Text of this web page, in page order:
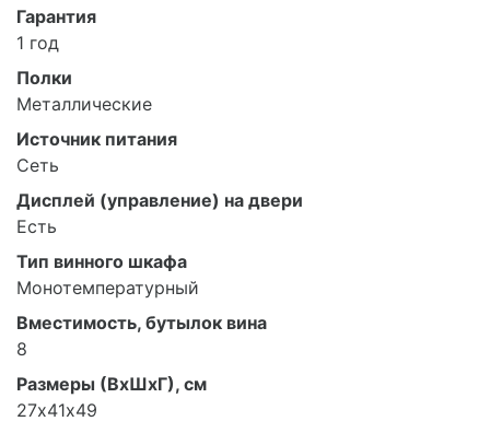
Гарантия
1 год
Полки
Металлические
Источник питания
Сеть
Дисплей (управление) на двери
Есть
Тип винного шкафа
Монотемпературный
Вместимость, бутылок вина
8
Размеры (ВхШхГ), см
27х41х49